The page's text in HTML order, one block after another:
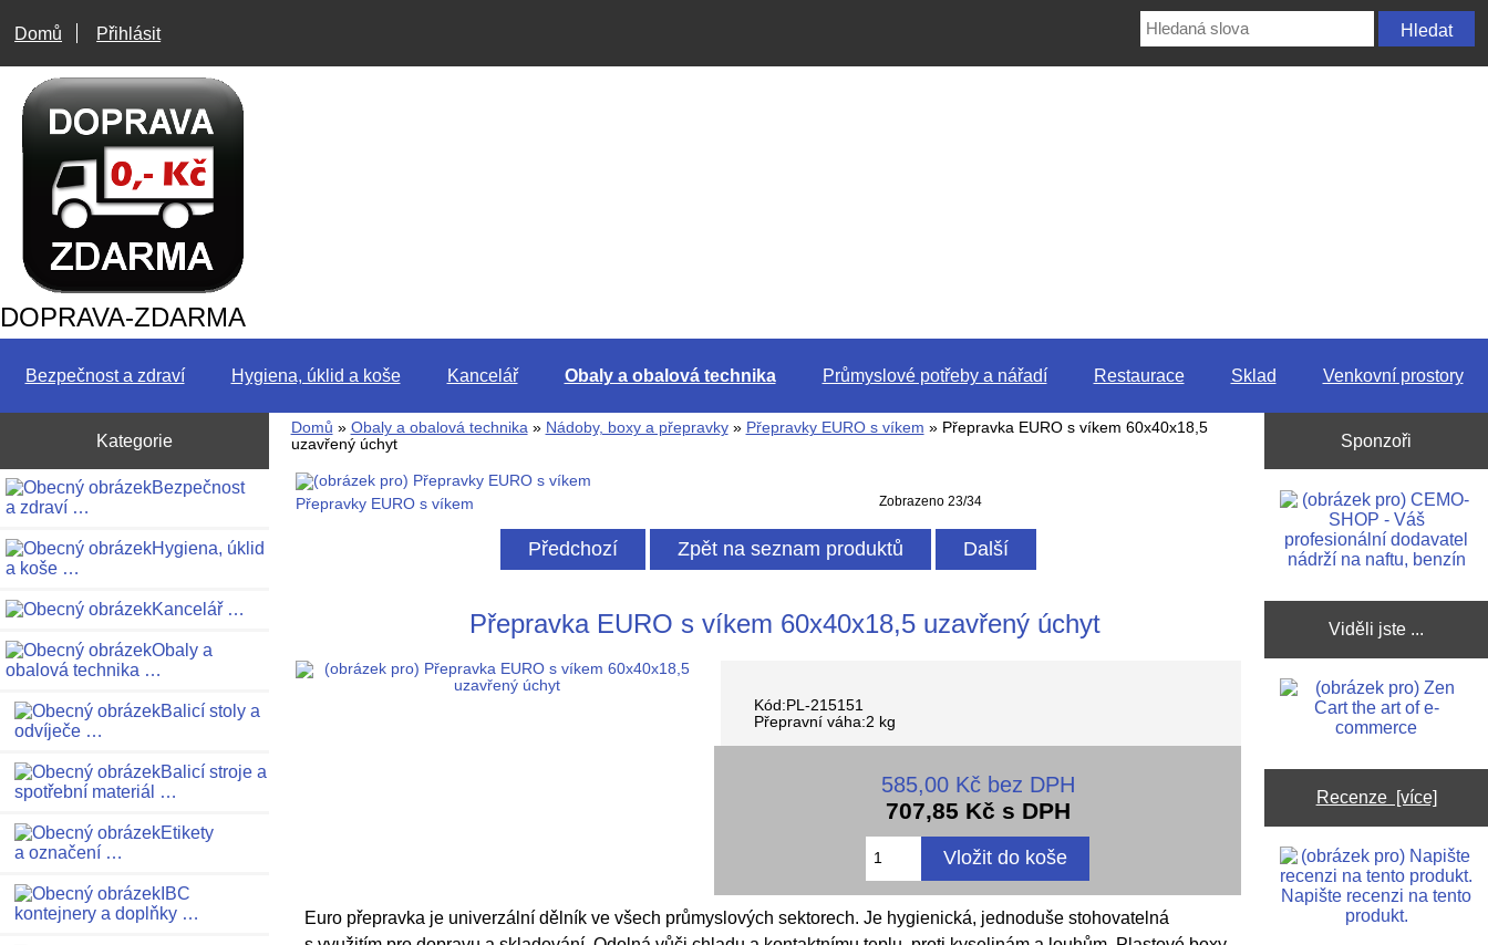
Domů Přihlásit
DOPRAVA-ZDARMA
Bezpečnost a zdraví Hygiena, úklid a koše Kancelář Obaly a obalová technika Průmyslové potřeby a nářadí Restaurace Sklad Venkovní prostory
Kategorie
Bezpečnost
a zdraví …
Hygiena, úklid
a koše …
Kancelář …
Obaly a
obalová technika …
Balicí stoly a
odvíječe …
Balicí stroje a
spotřební materiál …
Etikety
a označení …
IBC
kontejnery a doplňky …
Domů » Obaly a obalová technika» Nádoby, boxy a přepravky» Přepravky EURO s víkem » Přepravka EURO s víkem 60x40x18,5
uzavřený úchyt
Přepravky EURO s víkem Zobrazeno 23/34
Předchozí Zpět na seznam produktů Další
Přepravka EURO s víkem 60x40x18,5 uzavřený úchyt
Kód:PL-215151
Přepravní váha:2 kg
585,00 Kč bez DPH
707,85 Kč s DPH
Euro přepravka je univerzální dělník ve všech průmyslových sektorech. Je hygienická, jednoduše stohovatelná
Sponzoři
Viděli jste ...
Recenze [více]
Napište recenzi na tento
produkt.